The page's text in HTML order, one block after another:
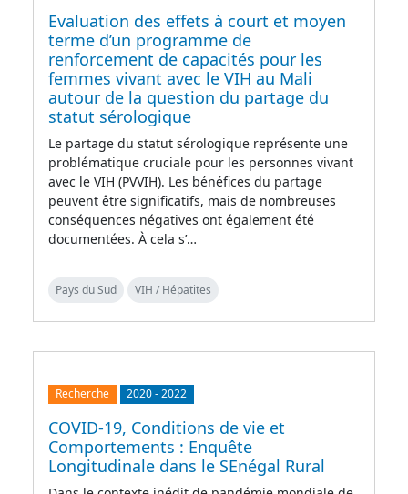
Evaluation des effets à court et moyen
terme d’un programme de
renforcement de capacités pour les
femmes vivant avec le VIH au Mali
autour de la question du partage du
statut sérologique
Le partage du statut sérologique représente une
problématique cruciale pour les personnes vivant
avec le VIH (PVVIH). Les bénéfices du partage
peuvent être significatifs, mais de nombreuses
conséquences négatives ont également été
documentées. À cela s’…
Pays du Sud VIH / Hépatites
Recherche 2020-2022
COVID-19, Conditions de vie et
Comportements : Enquête
Longitudinale dans le SEnégal Rural